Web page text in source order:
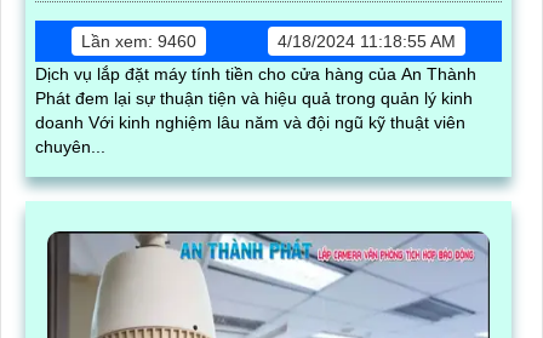
Lần xem: 9460
4/18/2024 11:18:55 AM
Dịch vụ lắp đặt máy tính tiền cho cửa hàng của An Thành
Phát đem lại sự thuận tiện và hiệu quả trong quản lý kinh
doanh Với kinh nghiệm lâu năm và đội ngũ kỹ thuật viên
chuyên...